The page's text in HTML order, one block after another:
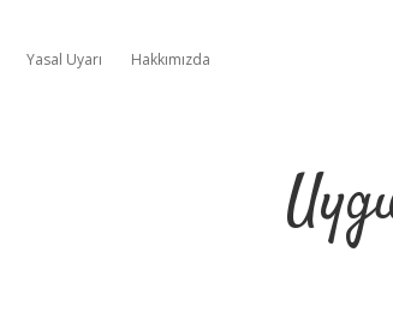
Yasal Uyarı Hakkımızda